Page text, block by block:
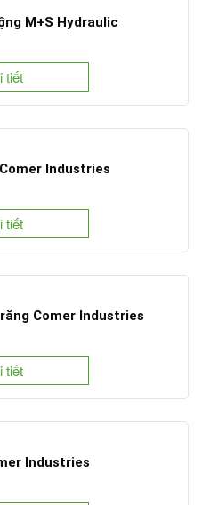
M+S Hydraulic
tiết
Industries
tiết
Comer Industries
tiết
Industries